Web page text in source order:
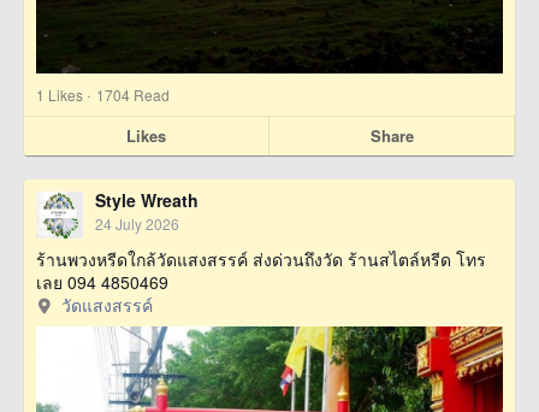
1 Likes · 1704 Read
Likes Share
Style Wreath
24 July 2026
ร้านพวงหรีดใกล้วัดแสงสรรค์ ส่งด่วนถึงวัด ร้านสไตล์หรีด โทร
เลย 094 4850469
วัดแสงสรรค์